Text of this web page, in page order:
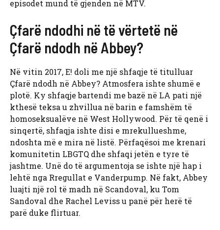
episodet mund të gjenden në MTV.
Çfarë ndodhi në të vërtetë në
Çfarë ndodh në Abbey?
Në vitin 2017, E! doli me një shfaqje të titulluar
Çfarë ndodh në Abbey? Atmosfera ishte shumë e
plotë. Ky shfaqje bartendi me bazë në LA pati një
kthesë teksa u zhvillua në barin e famshëm të
homoseksualëve në West Hollywood. Për të qenë i
sinqertë, shfaqja ishte disi e mrekullueshme,
ndoshta më e mira në listë. Përfaqësoi me krenari
komunitetin LBGTQ dhe shfaqi jetën e tyre të
jashtme. Unë do të argumentoja se ishte një hap i
lehtë nga Rregullat e Vanderpump. Në fakt, Abbey
luajti një rol të madh në Scandoval, ku Tom
Sandoval dhe Rachel Leviss u panë për herë të
parë duke flirtuar.